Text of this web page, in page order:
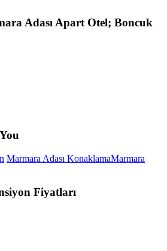
Adası Apart Otel; Boncuk
Marmara Adası KonaklamaMarmara
Fiyatları